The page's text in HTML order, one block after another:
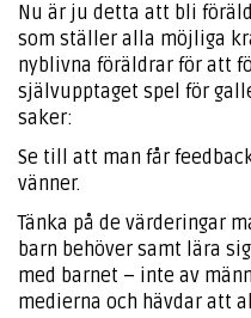
Nu är ju detta att bli
som ställer alla möjliga
nyblivna föräldrar för att
självupptaget spel för
saker:
Se till att man får
vänner.
Tänka på de värderingar
barn behöver samt lära
med barnet – inte av
medierna och hävdar att